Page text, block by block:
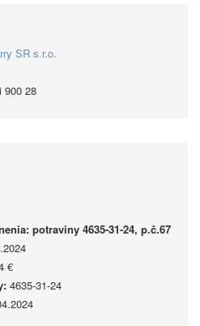
SR s.r.o.
900 28
potraviny 4635-31-24, p.č.67
€
4635-31-24